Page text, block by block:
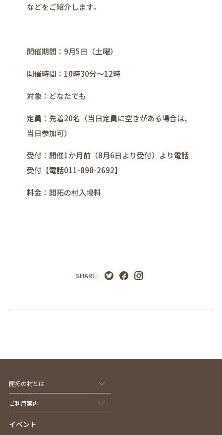
などをご紹介します。
開催期間：9月5日（土曜）
開催時間：10時30分～12時
対象：どなたでも
定員：先着20名（当日定員に空きがある場合は、
当日参加可）
受付：開催1か月前（8月6日より受付）より電話
受付【電話011-898-2692】
料金：開拓の村入場料
SHARE:
開拓の村とは
ご利用案内
イベント